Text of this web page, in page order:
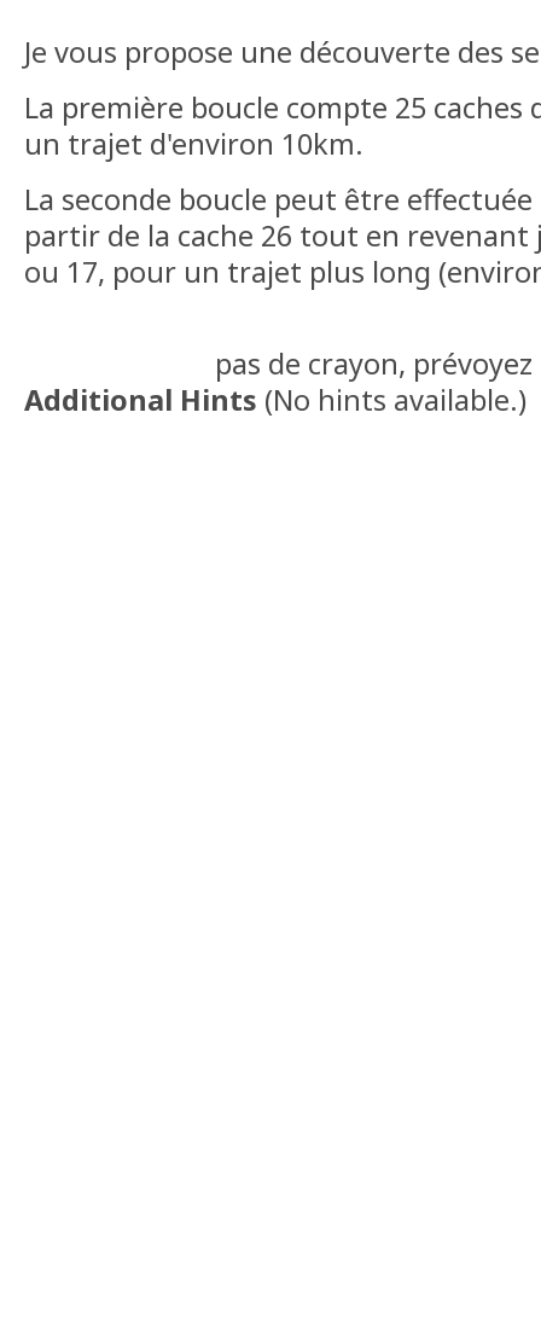
Je vous propose une découverte des
La première boucle compte 25
un trajet d'environ 10km.
La seconde boucle peut être
partir de la cache 26 tout en revenant
ou 17, pour un trajet plus long
pas de crayon,
Additional Hints (No hints available.)